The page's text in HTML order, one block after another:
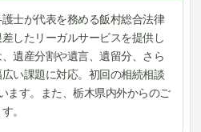
士が代表を務める飯村総合法律
したリーガルサービスを提供し
遺産分割や遺言、遺留分、さら
い課題に対応。初回の相続相談
ます。また、栃木県内外からのご
。